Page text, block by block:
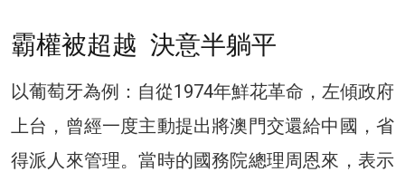
霸權被超越 決意半躺平
以葡萄牙為例：自從1974年鮮花革命，左傾政府
上台，曾經一度主動提出將澳門交還給中國，省
得派人來管理。當時的國務院總理周恩來，表示